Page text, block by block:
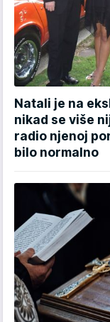
Natali je na
nikad se više
radio njenoj
bilo normalno